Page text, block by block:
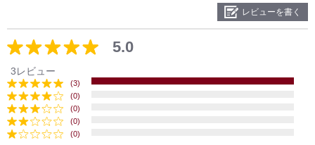
レビューを書く
5.0
3レビュー
(3)
(0)
(0)
(0)
(0)